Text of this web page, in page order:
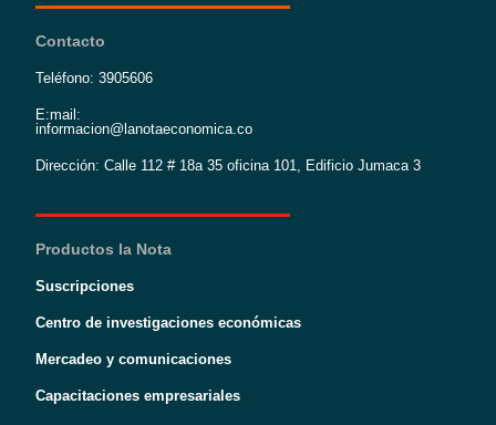
Contacto
Teléfono: 3905606
E:mail:
informacion@lanotaeconomica.co
Dirección: Calle 112 # 18a 35 oficina 101, Edificio Jumaca 3
Productos la Nota
Suscripciones
Centro de investigaciones económicas
Mercadeo y comunicaciones
Capacitaciones empresariales